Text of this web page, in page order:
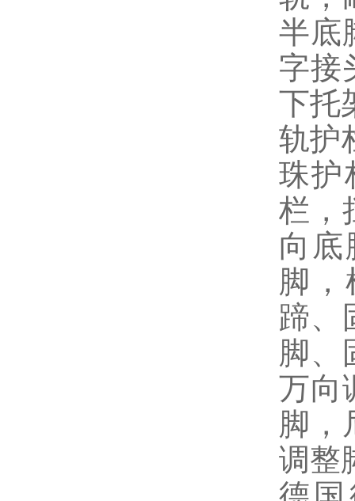
半底
字接
下托
轨护
珠护
栏，
向底
脚
蹄、
脚、
万向
脚，
调整